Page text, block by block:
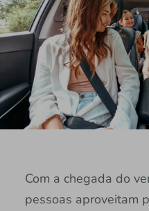
Com a chegada do
pessoas aproveitam